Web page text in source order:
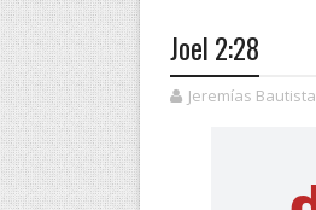
Joel 2:28
Jeremías Bautista